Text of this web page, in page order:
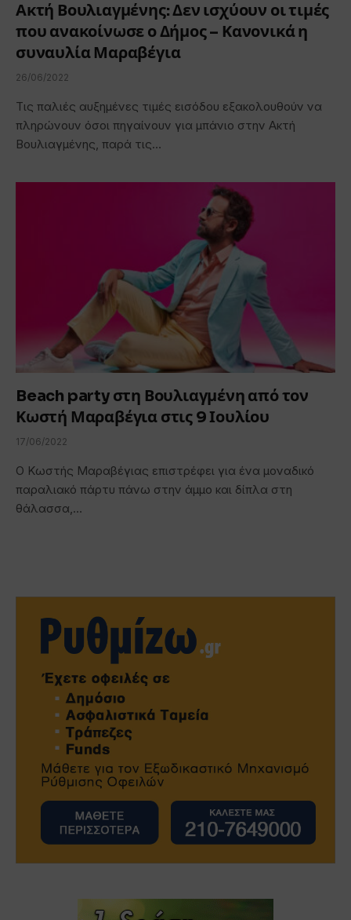
Ακτή Βουλιαγμένης: Δεν ισχύουν οι τιμές
που ανακοίνωσε ο Δήμος – Κανονικά η
συναυλία Μαραβέγια
26/06/2022
Τις παλιές αυξημένες τιμές εισόδου εξακολουθούν να
πληρώνουν όσοι πηγαίνουν για μπάνιο στην Ακτή
Βουλιαγμένης, παρά τις…
Beach party στη Βουλιαγμένη από τον
Κωστή Μαραβέγια στις 9 Ιουλίου
17/06/2022
Ο Κωστής Μαραβέγιας επιστρέφει για ένα μοναδικό
παραλιακό πάρτυ πάνω στην άμμο και δίπλα στη
θάλασσα,…